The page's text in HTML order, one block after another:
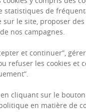
statistiques de
le site, proposer des
nos campagnes.
et continuer”,
refuser les cookies et
cliquant sur le
en matière de